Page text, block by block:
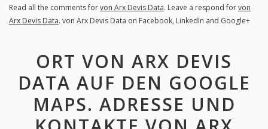
Read all the comments forvon Arx Devis Data. Leave a respond forvon
Arx Devis Data. von Arx Devis Data on Facebook, LinkedIn and Google+
ORT VON ARX DEVIS
DATA AUF DEN GOOGLE
MAPS. ADRESSE UND